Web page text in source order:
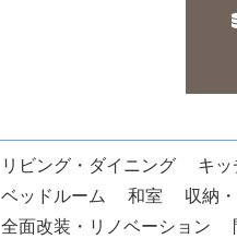
リビング・ダイニング
キ
ベッドルーム
和室
収納
全面改装・リノベーション